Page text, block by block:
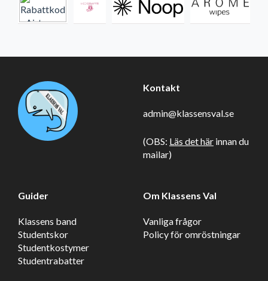
Kontakt
admin@klassensval.se
(OBS: Läs det här innan du
mailar)
Guider
Klassens band
Studentskor
Studentkostymer
Studentrabatter
Om Klassens Val
Vanliga frågor
Policy för omröstningar